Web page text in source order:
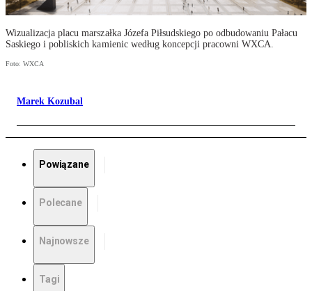
Wizualizacja placu marszałka Józefa Piłsudskiego po odbudowaniu Pałacu
Saskiego i pobliskich kamienic według koncepcji pracowni WXCA.
Foto: WXCA
Marek Kozubal
Powiązane
Polecane
Najnowsze
Tagi